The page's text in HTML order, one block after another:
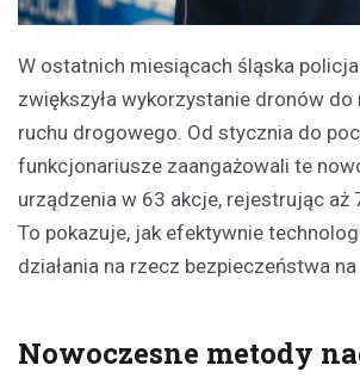
W ostatnich miesiącach śląska
zwiększyła wykorzystanie dronów
ruchu drogowego. Od stycznia do
funkcjonariusze zaangażowali te
urządzenia w 63 akcje, rejestrując aż
To pokazuje, jak efektywnie
działania na rzecz bezpieczeństwa
Nowoczesne metody